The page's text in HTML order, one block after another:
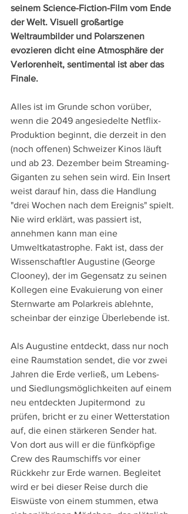
seinem Science-Fiction-Film vom Ende
der Welt. Visuell großartige
Weltraumbilder und Polarszenen
evozieren dicht eine Atmosphäre der
Verlorenheit, sentimental ist aber das
Finale.
Alles ist im Grunde schon vorüber,
wenn die 2049 angesiedelte Netflix-
Produktion beginnt, die derzeit in den
(noch offenen) Schweizer Kinos läuft
und ab 23. Dezember beim Streaming-
Giganten zu sehen sein wird. Ein Insert
weist darauf hin, dass die Handlung
"drei Wochen nach dem Ereignis" spielt.
Nie wird erklärt, was passiert ist,
annehmen kann man eine
Umweltkatastrophe. Fakt ist, dass der
Wissenschaftler Augustine (George
Clooney), der im Gegensatz zu seinen
Kollegen eine Evakuierung von einer
Sternwarte am Polarkreis ablehnte,
scheinbar der einzige Überlebende ist.
Als Augustine entdeckt, dass nur noch
eine Raumstation sendet, die vor zwei
Jahren die Erde verließ, um Lebens-
und Siedlungsmöglichkeiten auf einem
neu entdeckten Jupitermond  zu
prüfen, bricht er zu einer Wetterstation
auf, die einen stärkeren Sender hat.
Von dort aus will er die fünfköpfige
Crew des Raumschiffs vor einer
Rückkehr zur Erde warnen. Begleitet
wird er bei dieser Reise durch die
Eiswüste von einem stummen, etwa